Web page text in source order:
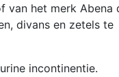
van het merk Abena
divans en zetels te
incontinentie.